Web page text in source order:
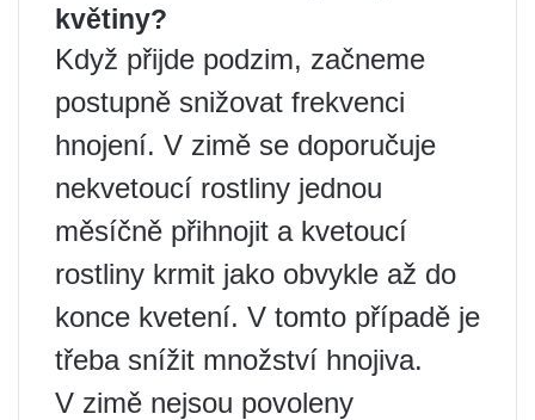
květiny?
Když přijde podzim, začneme
postupně snižovat frekvenci
hnojení. V zimě se doporučuje
nekvetoucí rostliny jednou
měsíčně přihnojit a kvetoucí
rostliny krmit jako obvykle až do
konce kvetení. V tomto případě je
třeba snížit množství hnojiva.
V zimě nejsou povoleny